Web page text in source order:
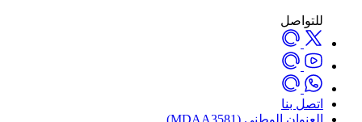
للتواصل
اتصل بنا
العنوان الوطني (MDAA3581)